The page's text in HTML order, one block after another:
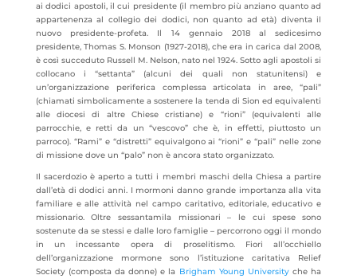
ai dodici apostoli, il cui presidente (il membro più anziano quanto ad
appartenenza al collegio dei dodici, non quanto ad età) diventa il
nuovo presidente-profeta. Il 14 gennaio 2018 al sedicesimo
presidente, Thomas S. Monson (1927-2018), che era in carica dal 2008,
è così succeduto Russell M. Nelson, nato nel 1924. Sotto agli apostoli si
collocano i “settanta” (alcuni dei quali non statunitensi) e
un’organizzazione periferica complessa articolata in aree, “pali”
(chiamati simbolicamente a sostenere la tenda di Sion ed equivalenti
alle diocesi di altre Chiese cristiane) e “rioni” (equivalenti alle
parrocchie, e retti da un “vescovo” che è, in effetti, piuttosto un
parroco). “Rami” e “distretti” equivalgono ai “rioni” e “pali” nelle zone
di missione dove un “palo” non è ancora stato organizzato.
Il sacerdozio è aperto a tutti i membri maschi della Chiesa a partire
dall’età di dodici anni. I mormoni danno grande importanza alla vita
familiare e alle attività nel campo caritativo, editoriale, educativo e
missionario. Oltre sessantamila missionari – le cui spese sono
sostenute da se stessi e dalle loro famiglie – percorrono oggi il mondo
in un incessante opera di proselitismo. Fiori all’occhiello
dell’organizzazione mormone sono l’istituzione caritativa Relief
Society (composta da donne) e la Brigham Young Universityche ha